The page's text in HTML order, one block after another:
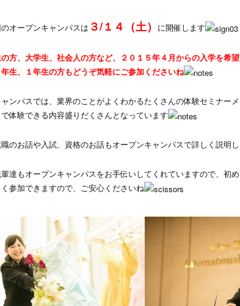
オープンキャンパスは ３/１４（土） に開催します
方、大学生、社会人の方など、２０１５年４月からの入学を希
生、１年生の方もどうぞ気軽にご参加くださいね
ンパスでは、業界のことがよくわかるたくさんの体験セミナー
体験できる内容盛りだくさんとなっています
のお話や入試、資格のお話もオープンキャンパスで詳しく説明
達もオープンキャンパスをお手伝いしてくれていますので、初
参加できますので、ご安心くださいね